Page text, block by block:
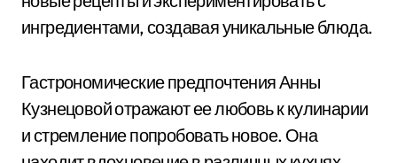
ингредиентами, создавая уникальные блюда.
Гастрономические предпочтения Анны
Кузнецовой отражают ее любовь к кулинарии
и стремление попробовать новое. Она